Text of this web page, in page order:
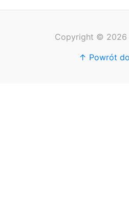
Copyright © 2026
↑ Powrót